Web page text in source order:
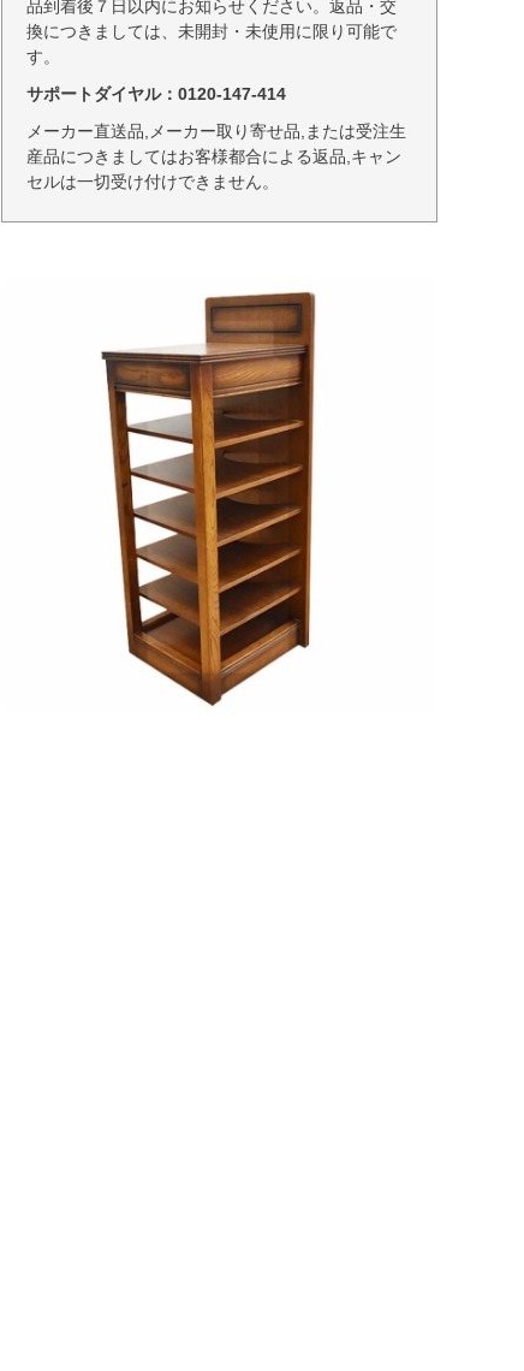
品到着後７日以内にお知らせください。返品・交
換につきましては、未開封・未使用に限り可能で
す。
サポートダイヤル：0120-147-414
メーカー直送品,メーカー取り寄せ品,または受注生
産品につきましてはお客様都合による返品,キャン
セルは一切受け付けできません。